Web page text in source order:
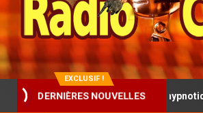
EXCLUSIF !
DERNIÈRES NOUVELLES
progressive et hypnotique du projet